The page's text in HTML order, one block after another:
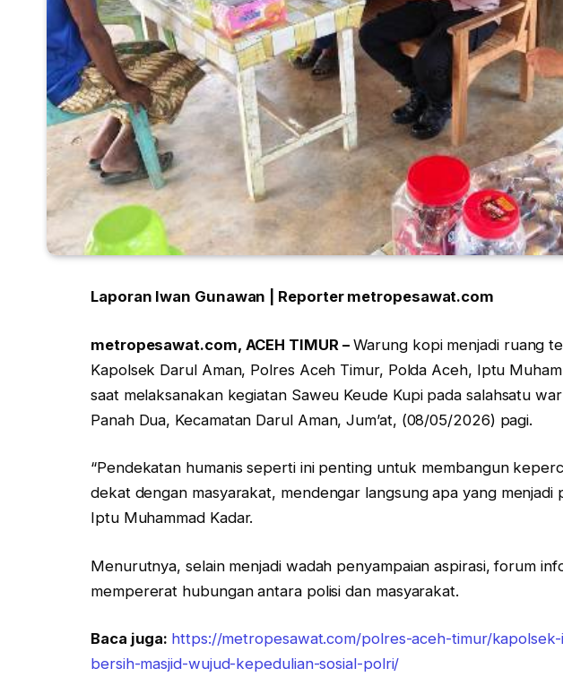
Laporan Iwan Gunawan | Reporter metropesawat.com
metropesawat.com, ACEH TIMUR –Warung kopi menjadi ruang
Kapolsek Darul Aman, Polres Aceh Timur, Polda Aceh, Iptu
saat melaksanakan kegiatan Saweu Keude Kupi pada salahsatu
Panah Dua, Kecamatan Darul Aman, Jum’at, (08/05/2026) pagi.
“Pendekatan humanis seperti ini penting untuk membangun
dekat dengan masyarakat, mendengar langsung apa yang menjadi
Iptu Muhammad Kadar.
Menurutnya, selain menjadi wadah penyampaian aspirasi, forum
mempererat hubungan antara polisi dan masyarakat.
Baca juga: https://metropesawat.com/polres-aceh-timur/
bersih-masjid-wujud-kepedulian-sosial-polri/